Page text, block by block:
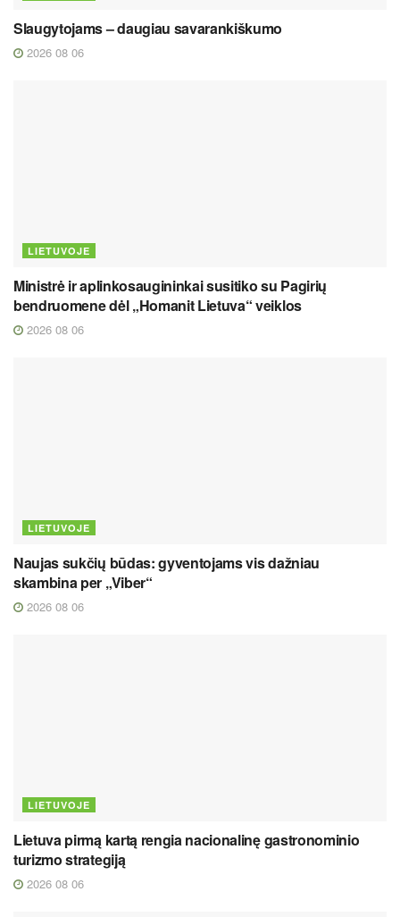
Slaugytojams – daugiau savarankiškumo
2026 08 06
LIETUVOJE
Ministrė ir aplinkosaugininkai susitiko su Pagirių
bendruomene dėl „Homanit Lietuva“ veiklos
2026 08 06
LIETUVOJE
Naujas sukčių būdas: gyventojams vis dažniau
skambina per „Viber“
2026 08 06
LIETUVOJE
Lietuva pirmą kartą rengia nacionalinę gastronominio
turizmo strategiją
2026 08 06